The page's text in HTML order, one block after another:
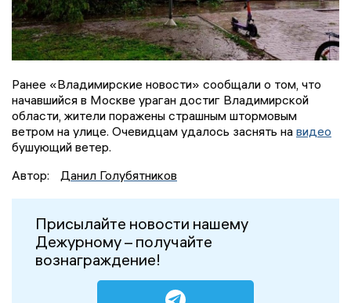
Ранее «Владимирские новости» сообщали о том, что
начавшийся в Москве ураган достиг Владимирской
области, жители поражены страшным штормовым
ветром на улице. Очевидцам удалось заснять на видео
бушующий ветер.
Автор:
Данил Голубятников
Присылайте новости нашему
Дежурному – получайте
вознаграждение!